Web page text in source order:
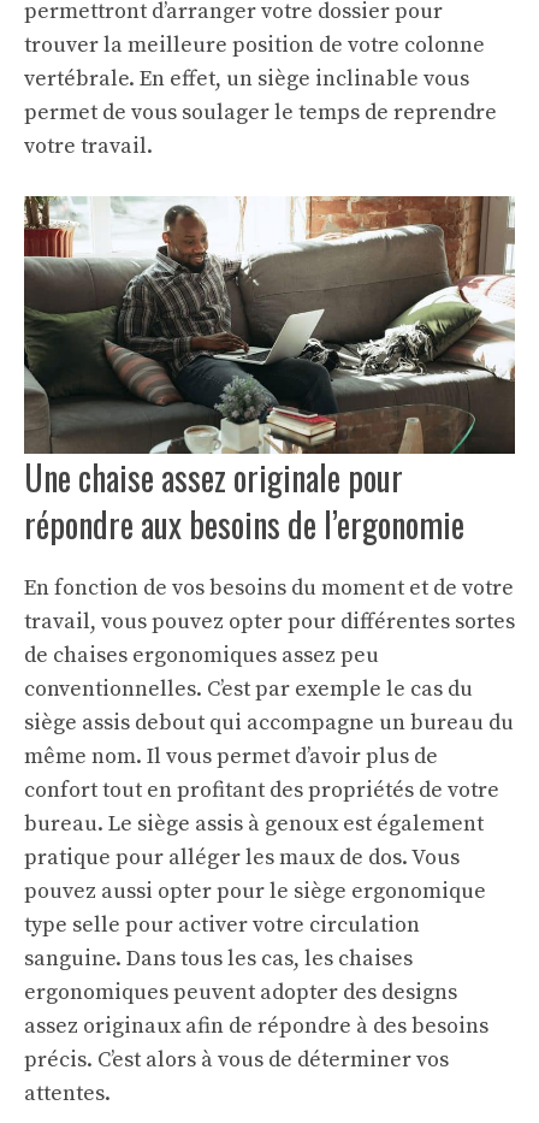
permettront d’arranger votre dossier pour
trouver la meilleure position de votre colonne
vertébrale. En effet, un siège inclinable vous
permet de vous soulager le temps de reprendre
votre travail.
Une chaise assez originale pour
répondre aux besoins de l’ergonomie
En fonction de vos besoins du moment et de votre
travail, vous pouvez opter pour différentes sortes
de chaises ergonomiques assez peu
conventionnelles. C’est par exemple le cas du
siège assis debout qui accompagne un bureau du
même nom. Il vous permet d’avoir plus de
confort tout en profitant des propriétés de votre
bureau. Le siège assis à genoux est également
pratique pour alléger les maux de dos. Vous
pouvez aussi opter pour le siège ergonomique
type selle pour activer votre circulation
sanguine. Dans tous les cas, les chaises
ergonomiques peuvent adopter des designs
assez originaux afin de répondre à des besoins
précis. C’est alors à vous de déterminer vos
attentes.